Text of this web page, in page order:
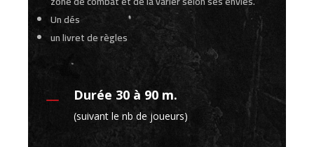
Un dés
un livret de règles
K Durée 30 à 90 m.
(suivant le nb de joueurs)